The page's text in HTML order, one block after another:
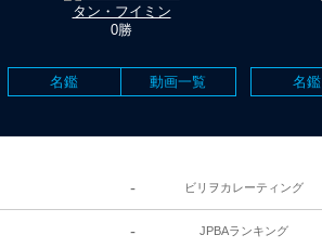
タン・フイミン
0勝
名鑑 動画一覧 名鑑
- ビリヲカレーティング
- JPBAランキング